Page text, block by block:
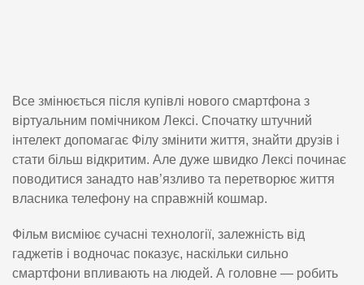
Все змінюється після купівлі нового смартфона з
віртуальним помічником Лексі. Спочатку штучний
інтелект допомагає Філу змінити життя, знайти друзів і
стати більш відкритим. Але дуже швидко Лексі починає
поводитися занадто нав’язливо та перетворює життя
власника телефону на справжній кошмар.
Фільм висміює сучасні технології, залежність від
гаджетів і водночас показує, наскільки сильно
смартфони впливають на людей. А головне — робить